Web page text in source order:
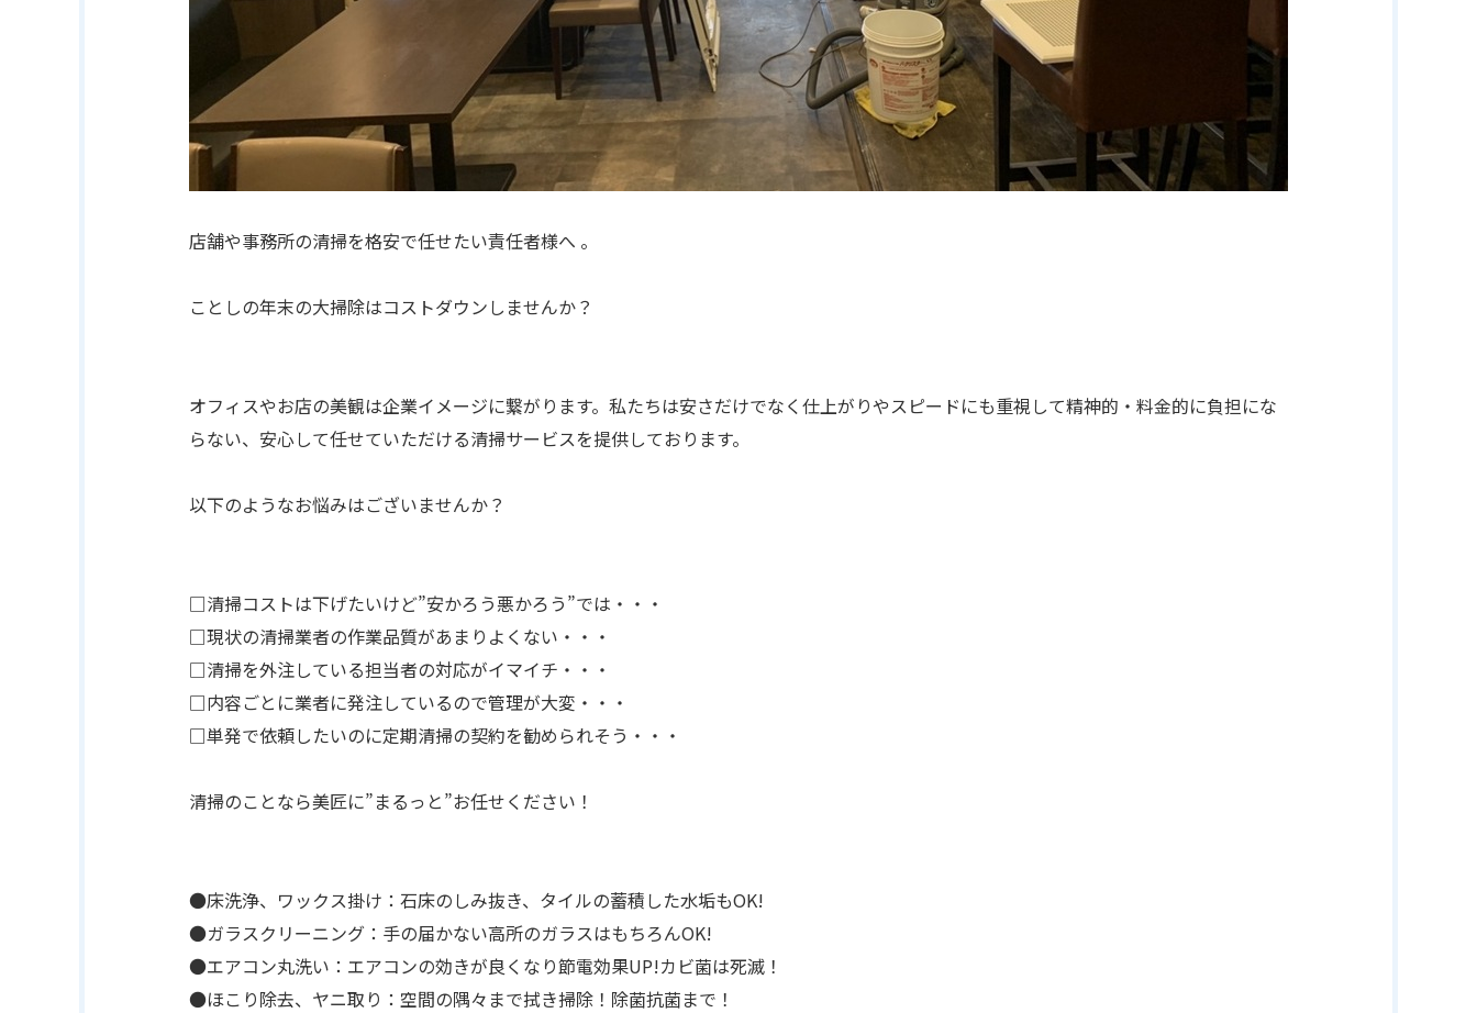
店舗や事務所の清掃を格安で任せたい責任者様へ 。
ことしの年末の大掃除はコストダウンしませんか？
オフィスやお店の美観は企業イメージに繋がります。私たちは安さだけでなく仕上がりやスピードにも重視して精神的・料金的に負担にな
らない、安心して任せていただける清掃サービスを提供しております。
以下のようなお悩みはございませんか？
□清掃コストは下げたいけど”安かろう悪かろう”では・・・
□現状の清掃業者の作業品質があまりよくない・・・
□清掃を外注している担当者の対応がイマイチ・・・
□内容ごとに業者に発注しているので管理が大変・・・
□単発で依頼したいのに定期清掃の契約を勧められそう・・・
清掃のことなら美匠に”まるっと”お任せください！
●床洗浄、ワックス掛け：石床のしみ抜き、タイルの蓄積した水垢もOK!
●ガラスクリーニング：手の届かない高所のガラスはもちろんOK!
●エアコン丸洗い：エアコンの効きが良くなり節電効果UP!カビ菌は死滅！
●ほこり除去、ヤニ取り：空間の隅々まで拭き掃除！除菌抗菌まで！